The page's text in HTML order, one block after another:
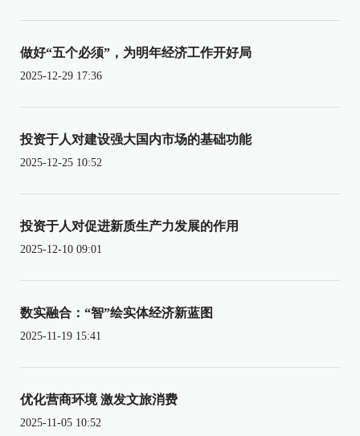
做好“五个必须”，为明年经济工作开好局
2025-12-29 17:36
投资于人对建设强大国内市场的基础功能
2025-12-25 10:52
投资于人对促进新质生产力发展的作用
2025-12-10 09:01
数实融合：“智”绘实体经济新蓝图
2025-11-19 15:41
优化营商环境 激发文旅消费
2025-11-05 10:52